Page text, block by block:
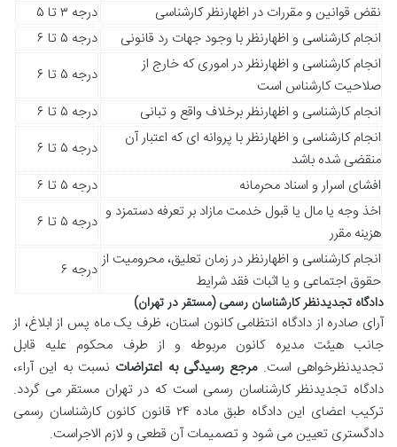
نقض قوانین و مقررات در اظهارنظر کارشناسی
درجه ۳ تا ۵
انجام کارشناسی و اظهارنظر با وجود جهات رد قانونی
درجه ۵ تا ۶
انجام کارشناسی و اظهارنظر در اموری که خارج از
صلاحیت کارشناس است
درجه ۵ تا ۶
انجام کارشناسی و اظهارنظر برخلاف واقع و تبانی
درجه ۵ تا ۶
انجام کارشناسی و اظهارنظر با پروانه ای که اعتبار آن
منقضی شده باشد
درجه ۵ تا ۶
افشای اسرار و اسناد محرمانه
درجه ۵ تا ۶
اخذ وجه یا مال یا قبول خدمت مازاد بر تعرفه دستمزد و
هزینه مقرر
درجه ۵ تا ۶
انجام کارشناسی و اظهارنظر در زمان تعلیق، محرومیت از
حقوق اجتماعی و یا اثبات فقد شرایط
درجه ۶
دادگاه تجدیدنظر کارشناسان رسمی (مستقر در تهران)
آرای صادره از دادگاه انتظامی کانون استان، ظرف یک ماه پس از ابلاغ، از
جانب هیئت مدیره کانون مربوطه و از طرف محکوم علیه قابل
تجدیدنظرخواهی است.مرجع رسیدگی به اعتراضات نسبت به این آراء،
دادگاه تجدیدنظر کارشناسان رسمی است که در تهران مستقر می گردد.
ترکیب اعضای این دادگاه طبق ماده ۲۴ قانون کانون کارشناسان رسمی
دادگستری تعیین می شود و تصمیمات آن قطعی و لازم الاجراست.